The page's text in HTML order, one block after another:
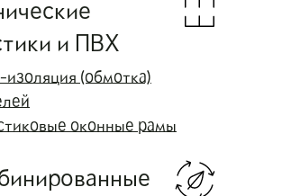
и ПВХ
изоляция (обмотка)
оконные рамы